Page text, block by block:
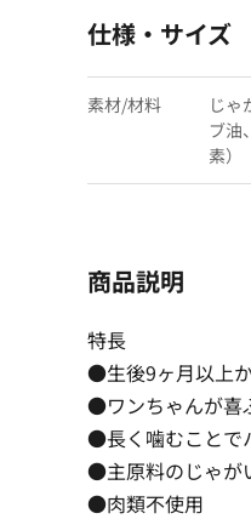
仕様・サイズ
素材/材料
じゃ
ブ油
素）
商品説明
特長
●生後9ヶ月以上
●ワンちゃんが喜
●長く噛むことで
●主原料のじゃが
●肉類不使用